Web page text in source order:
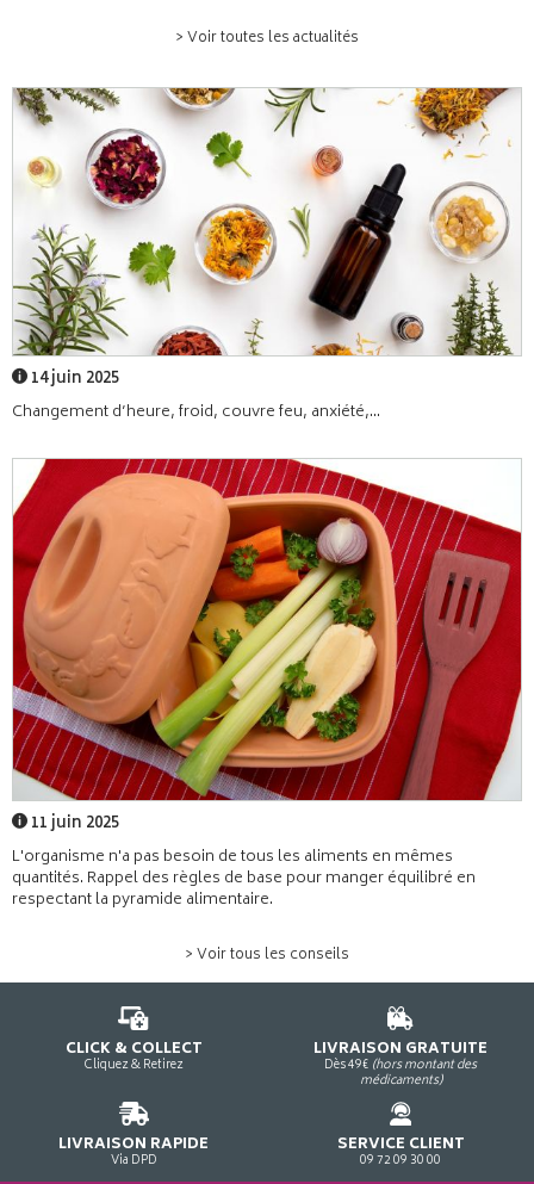
> Voir toutes les actualités
14 juin 2025
Changement d’heure, froid, couvre feu, anxiété,...
11 juin 2025
L'organisme n'a pas besoin de tous les aliments en mêmes
quantités. Rappel des règles de base pour manger équilibré en
respectant la pyramide alimentaire.
> Voir tous les conseils
CLICK & COLLECT
Cliquez & Retirez
LIVRAISON GRATUITE
Dès 49€ (hors montant des
médicaments)
LIVRAISON RAPIDE
Via DPD
SERVICE CLIENT
09 72 09 30 00